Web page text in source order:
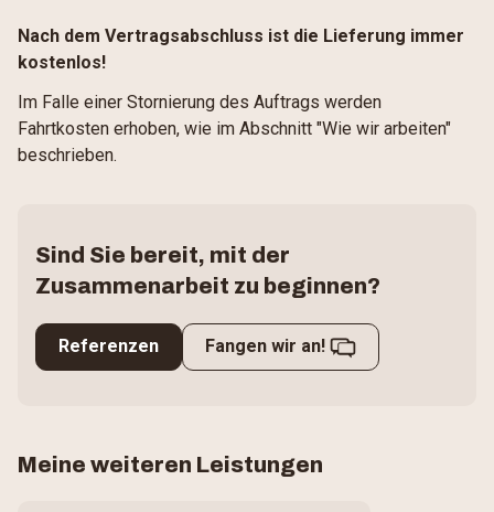
Nach dem Vertragsabschluss ist die Lieferung immer
kostenlos!
Im Falle einer Stornierung des Auftrags werden
Fahrtkosten erhoben, wie im Abschnitt "Wie wir arbeiten"
beschrieben.
Sind Sie bereit, mit der
Zusammenarbeit zu beginnen?
Referenzen Fangen wir an!
Meine weiteren Leistungen